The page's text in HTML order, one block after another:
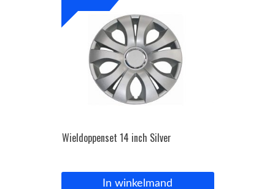
Wieldoppenset 14 inch Silver
In winkelmand